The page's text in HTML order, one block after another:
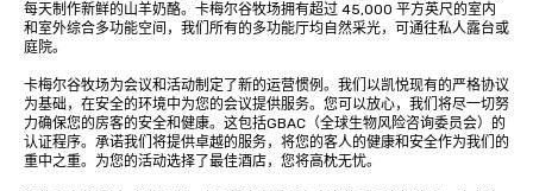
每天制作新鲜的山羊奶酪。卡梅尔谷牧场拥有超过 45,000 平方英尺的室内
和室外综合多功能空间，我们所有的多功能厅均自然采光，可通往私人露台或
庭院。
卡梅尔谷牧场为会议和活动制定了新的运营惯例。我们以凯悦现有的严格协议
为基础，在安全的环境中为您的会议提供服务。您可以放心，我们将尽一切努
力确保您的房客的安全和健康。这包括GBAC（全球生物风险咨询委员会）的
认证程序。承诺我们将提供卓越的服务，将您的客人的健康和安全作为我们的
重中之重。为您的活动选择了最佳酒店，您将高枕无忧。